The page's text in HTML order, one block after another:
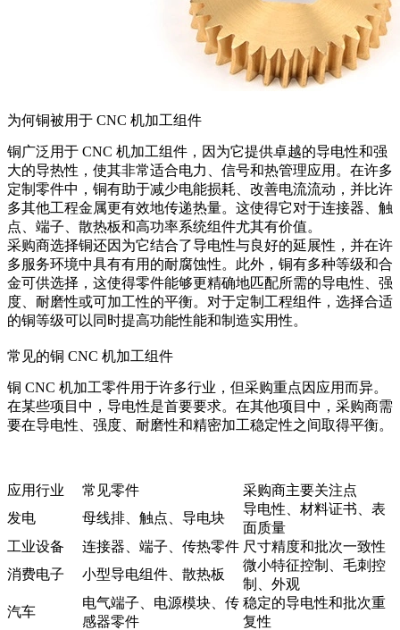
为何铜被用于 CNC 机加工组件
铜广泛用于 CNC 机加工组件，因为它提供卓越的导电性和强
大的导热性，使其非常适合电力、信号和热管理应用。在许多
定制零件中，铜有助于减少电能损耗、改善电流流动，并比许
多其他工程金属更有效地传递热量。这使得它对于连接器、触
点、端子、散热板和高功率系统组件尤其有价值。
采购商选择铜还因为它结合了导电性与良好的延展性，并在许
多服务环境中具有有用的耐腐蚀性。此外，铜有多种等级和合
金可供选择，这使得零件能够更精确地匹配所需的导电性、强
度、耐磨性或可加工性的平衡。对于定制工程组件，选择合适
的铜等级可以同时提高功能性能和制造实用性。
常见的铜 CNC 机加工组件
铜 CNC 机加工零件用于许多行业，但采购重点因应用而异。
在某些项目中，导电性是首要要求。在其他项目中，采购商需
要在导电性、强度、耐磨性和精密加工稳定性之间取得平衡。
应用行业 常见零件
采购商主要关注点
发电
母线排、触点、导电块
导电性、材料证书、表
面质量
工业设备
连接器、端子、传热零件 尺寸精度和批次一致性
消费电子
小型导电组件、散热板
微小特征控制、毛刺控
制、外观
汽车
电气端子、电源模块、传
感器零件
稳定的导电性和批次重
复性